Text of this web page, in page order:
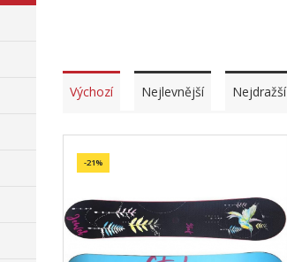
Výchozí Nejlevnější Nejdražší
-21%